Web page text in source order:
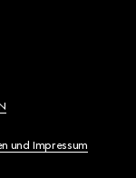
und Impressum